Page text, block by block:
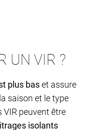
UN VIR ?
plus baset assure
saison et le type
VIR peuvent être
isolants